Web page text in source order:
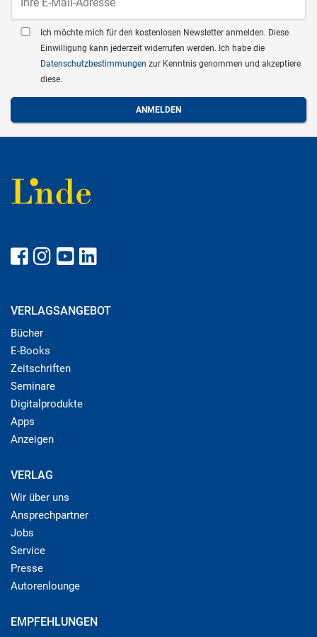
Ich möchte mich für den kostenlosen Newsletter anmelden. Diese
Einwilligung kann jederzeit widerrufen werden. Ich habe die
Datenschutzbestimmungen zur Kenntnis genommen und akzeptiere
diese.
VERLAGSANGEBOT
Bücher
E-Books
Zeitschriften
Seminare
Digitalprodukte
Apps
Anzeigen
VERLAG
Wir über uns
Ansprechpartner
Jobs
Service
Presse
Autorenlounge
EMPFEHLUNGEN